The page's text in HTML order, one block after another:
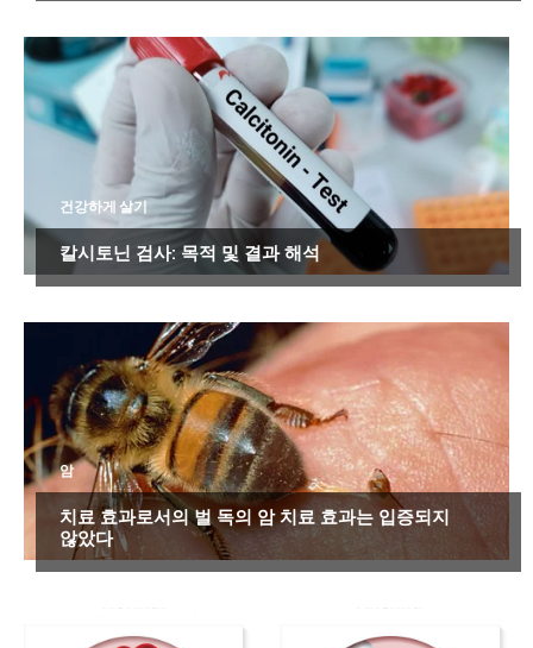
건강하게 살기
칼시토닌 검사: 목적 및 결과 해석
암
치료 효과로서의 벌 독의 암 치료 효과는 입증되지
않았다